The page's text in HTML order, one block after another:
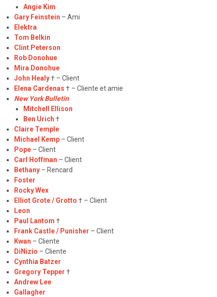
Angie Kim
Gary Feinstein – Ami
Elektra
Tom Belkin
Clint Peterson
Rob Donohue
Mira Donohue
John Healy† – Client
Elena Cardenas † – Cliente et amie
New York Bulletin
Mitchell Ellison
Ben Urich †
Claire Temple
Michael Kemp – Client
Pope – Client
Carl Hoffman – Client
Bethany – Rencard
Foster
Rocky Wex
Elliot Grote / Grotto † – Client
Leon
Paul Lantom †
Frank Castle / Punisher – Client
Kwan – Cliente
DiNizio – Cliente
Cynthia Batzer
Gregory Tepper †
Andrew Lee
Gallagher